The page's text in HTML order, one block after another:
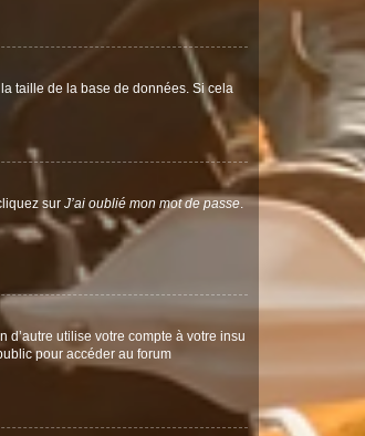
taille de la base de données. Si cela
sur J’ai oublié mon mot de passe
utilise votre compte à votre insu
pour accéder au forum